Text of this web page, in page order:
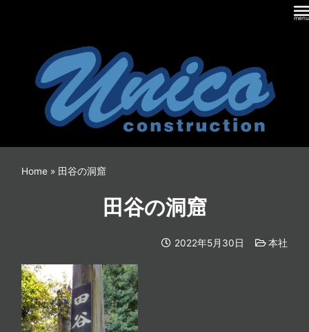
Home » 田谷の洞窟
田谷の洞窟
2022年5月30日 本社